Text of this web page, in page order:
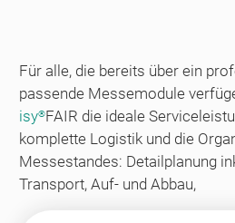
Für alle, die bereits über ein
passende Messemodule
isy®FAIR die ideale
komplette Logistik und die
Messestandes: Detailplanung
Transport, Auf- und Abbau,